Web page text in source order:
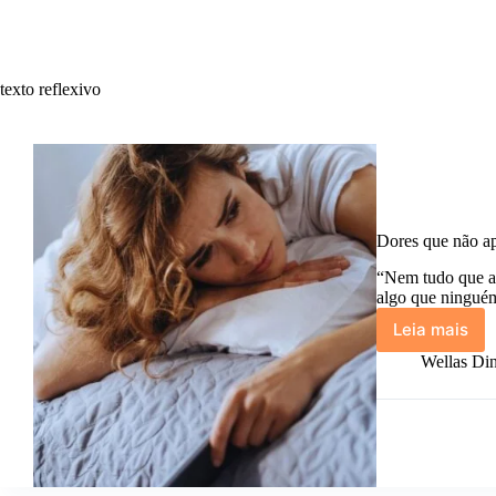
texto reflexivo
Dores que não
“Nem tudo que
algo que
Leia mais
Dores
que
Wellas